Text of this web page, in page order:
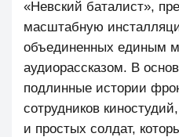
«Невский баталист»,
масштабную
объединенных единым
аудиорассказом. В
подлинные истории
сотрудников
и простых солдат,